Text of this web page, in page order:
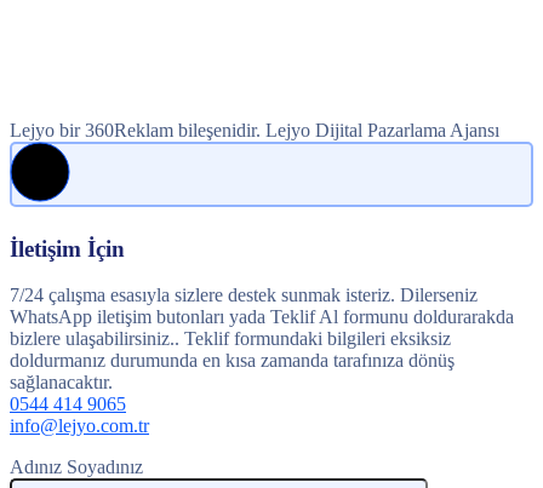
Lejyo bir 360Reklam bileşenidir. Lejyo Dijital Pazarlama Ajansı
İletişim İçin
7/24 çalışma esasıyla sizlere destek sunmak isteriz. Dilerseniz
WhatsApp iletişim butonları yada Teklif Al formunu doldurarakda
bizlere ulaşabilirsiniz.. Teklif formundaki bilgileri eksiksiz
doldurmanız durumunda en kısa zamanda tarafınıza dönüş
sağlanacaktır.
0544 414 9065
info@lejyo.com.tr
Adınız Soyadınız